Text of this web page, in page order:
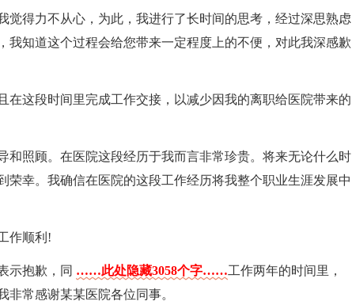
觉得力不从心，为此，我进行了长时间的思考，经过深思熟虑
我知道这个过程会给您带来一定程度上的不便，对此我深感歉
在这段时间里完成工作交接，以减少因我的离职给医院带来的
和照顾。在医院这段经历于我而言非常珍贵。将来无论什么时
荣幸。我确信在医院的这段工作经历将我整个职业生涯发展中
作顺利!
示抱歉，同 ……此处隐藏3058个字……工作两年的时间里，
常感谢某某医院各位同事。